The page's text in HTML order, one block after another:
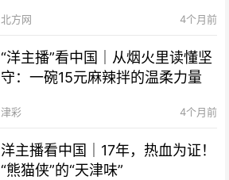
Initiative – Our Shared Path |
Cooperation, "Air Silk Road"
Connects Times Zones
北方网 4个月前
“洋主播”看中国｜从烟火里读懂坚
守：一碗15元麻辣拌的温柔力量
津彩 4个月前
洋主播看中国｜17年，热血为证！
“熊猫侠”的“天津味”